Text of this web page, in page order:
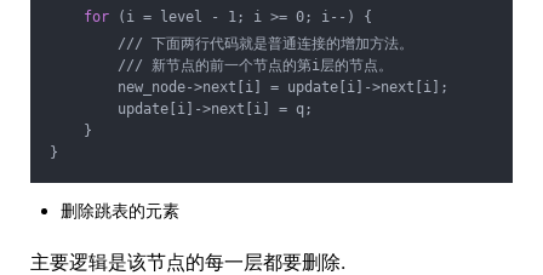
for (i = level - 1; i >= 0; i--) {
/// 下面两行代码就是普通连接的增加方法。
/// 新节点的前一个节点的第i层的节点。
new_node->next[i] = update[i]->next[i];
update[i]->next[i] = q;
}
}
删除跳表的元素
主要逻辑是该节点的每一层都要删除.